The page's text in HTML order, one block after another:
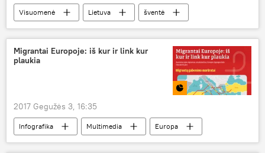
Visuomenė Lietuva
šventė
ugniagesiai
Migrantai Europoje: iš kur ir link kur
plaukia
2017 Gegužės 3, 16:35
Infografika Multimedia
Europa
Europos Sąjunga
migrantai